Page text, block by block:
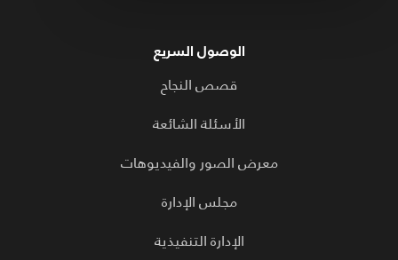
الوصول السريع
قصص النجاح
الأسئلة الشائعة
معرض الصور والفيديوهات
مجلس الإدارة
الإدارة التنفيذية